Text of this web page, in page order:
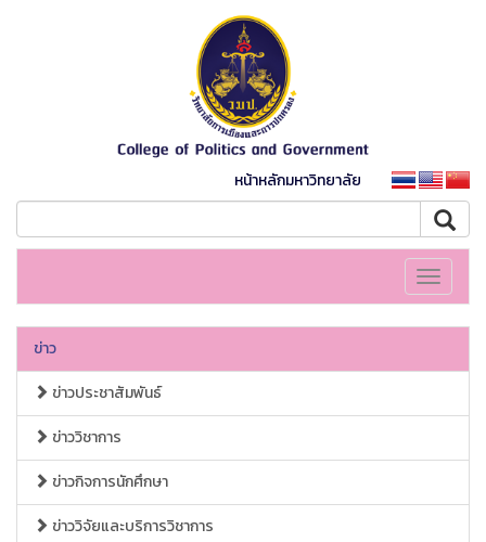
หน้าหลักมหาวิทยาลัย
Toggle
ข่าว
ข่าวประชาสัมพันธ์
ข่าววิชาการ
ข่าวกิจการนักศึกษา
ข่าววิจัยและบริการวิชาการ